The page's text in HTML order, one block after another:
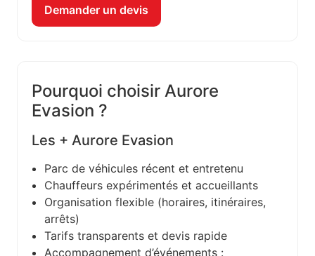
Demander un devis
Pourquoi choisir Aurore
Evasion ?
Les + Aurore Evasion
Parc de véhicules récent et entretenu
Chauffeurs expérimentés et accueillants
Organisation flexible (horaires, itinéraires,
arrêts)
Tarifs transparents et devis rapide
Accompagnement d’événements :